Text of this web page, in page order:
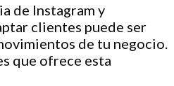
de Instagram y
clientes puede ser
de tu negocio.
que ofrece esta